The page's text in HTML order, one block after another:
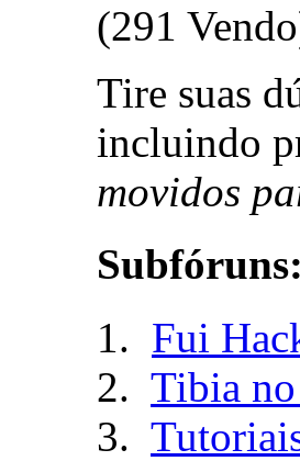
(291
Tire suas
incluindo
movidos
Subfóruns:
Fui
Tibia